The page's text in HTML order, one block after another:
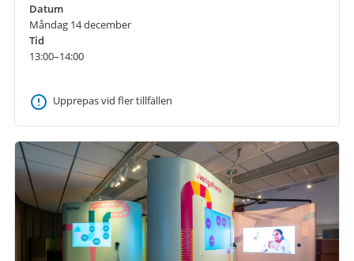
Datum
Måndag 14 december
Tid
13:00–14:00
Upprepas vid fler tillfällen